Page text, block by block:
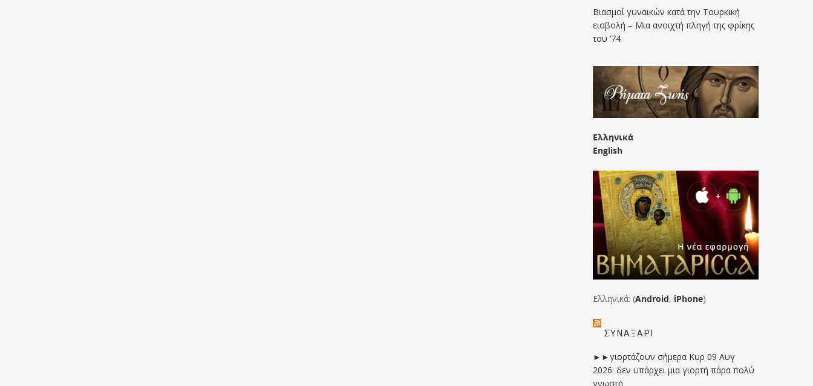
Βιασμοί γυναικών κατά την Τουρκική
εισβολή – Μια ανοιχτή πληγή της φρίκης
του ’74
Ελληνικά
English
Ελληνικά: (Android, iPhone)
ΣΥΝΑΞΆΡΙ
►►γιορτάζουν σήμερα Κυρ 09 Αυγ
2026: δεν υπάρχει μια γιορτή πάρα πολύ
γνωστή